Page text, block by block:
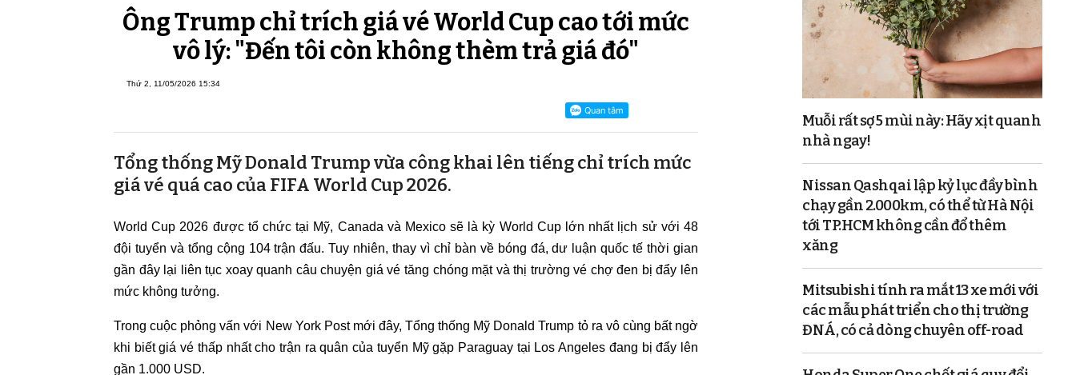
Ông Trump chỉ trích giá vé World Cup cao tới mức
vô lý: "Đến tôi còn không thèm trả giá đó"
Thứ 2, 11/05/2026 15:34
Tổng thống Mỹ Donald Trump vừa công khai lên tiếng chỉ trích mức
giá vé quá cao của FIFA World Cup 2026.
World Cup 2026 được tổ chức tại Mỹ, Canada và Mexico sẽ là kỳ World Cup lớn nhất lịch sử với 48
đội tuyển và tổng cộng 104 trận đấu. Tuy nhiên, thay vì chỉ bàn về bóng đá, dư luận quốc tế thời gian
gần đây lại liên tục xoay quanh câu chuyện giá vé tăng chóng mặt và thị trường vé chợ đen bị đẩy lên
mức không tưởng.
Trong cuộc phỏng vấn với New York Post mới đây, Tổng thống Mỹ Donald Trump tỏ ra vô cùng bất ngờ
khi biết giá vé thấp nhất cho trận ra quân của tuyển Mỹ gặp Paraguay tại Los Angeles đang bị đẩy lên
gần 1.000 USD.
Muỗi rất sợ 5 mùi này: Hãy xịt quanh
nhà ngay!
Nissan Qashqai lập kỷ lục đầy bình
chạy gần 2.000km, có thể từ Hà Nội
tới TP.HCM không cần đổ thêm
xăng
Mitsubishi tính ra mắt 13 xe mới với
các mẫu phát triển cho thị trường
ĐNÁ, có cả dòng chuyên off-road